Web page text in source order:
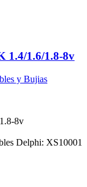
1.4/1.6/1.8-8v
y Bujias
8v
Delphi: XS10001